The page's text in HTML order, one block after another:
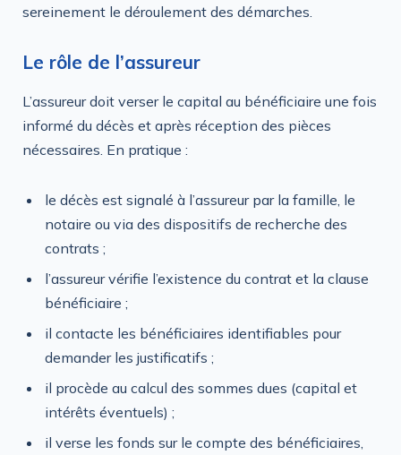
sereinement le déroulement des démarches.
Le rôle de l’assureur
L’assureur doit verser le capital au bénéficiaire une fois
informé du décès et après réception des pièces
nécessaires. En pratique :
le décès est signalé à l’assureur par la famille, le
notaire ou via des dispositifs de recherche des
contrats ;
l’assureur vérifie l’existence du contrat et la clause
bénéficiaire ;
il contacte les bénéficiaires identifiables pour
demander les justificatifs ;
il procède au calcul des sommes dues (capital et
intérêts éventuels) ;
il verse les fonds sur le compte des bénéficiaires,